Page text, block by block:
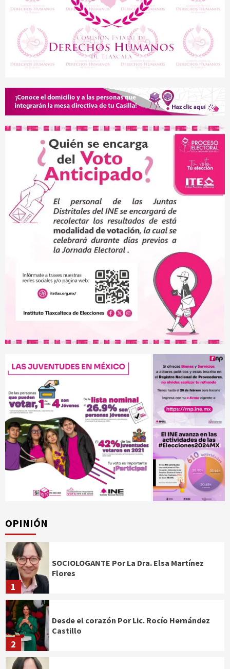
OPINIÓN
1
SOCIOLOGANTE Por La Dra. Elsa Martínez
Flores
2
Desde el corazón Por Lic. Rocío Hernández
Castillo